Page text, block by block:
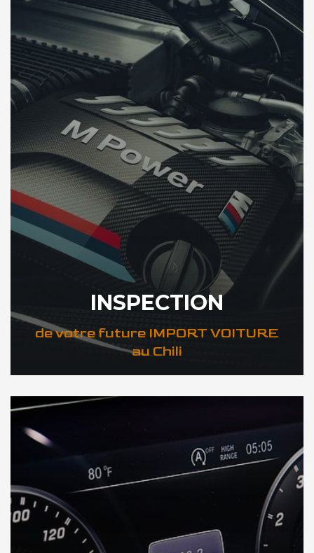
INSPECTION
de votre future IMPORT VOITURE
au Chili
DÉCOUVREZ VOTRE INSPECTION AUTO au Chili